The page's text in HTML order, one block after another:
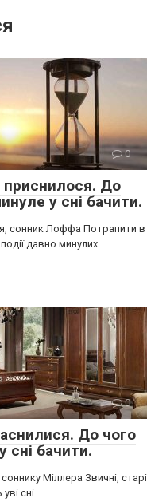
0
До
у сні бачити.
сонник Лоффа Потрапити в
давно минулих
0
До чого
сні бачити.
Міллера Звичні, старі
сні